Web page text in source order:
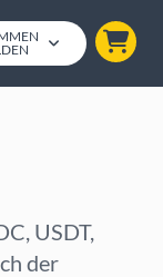
USDT,
der